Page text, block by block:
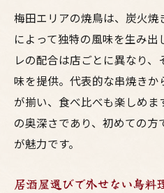
大阪鶏肉専門店の
鳥料理梅田の人気
地元食材を活かし
本格焼鳥を楽しむなら
大阪居酒屋で味わ
焼鳥と一緒に楽し
梅田の居酒屋で焼
梅田エリアの焼鳥は、炭火
によって独特の風味を生み出
レの配合は店ごとに異なり
味を提供。代表的な串焼き
が揃い、食べ比べも楽しめ
の奥深さであり、初めての
が魅力です。
居酒屋選びで外せない鳥料